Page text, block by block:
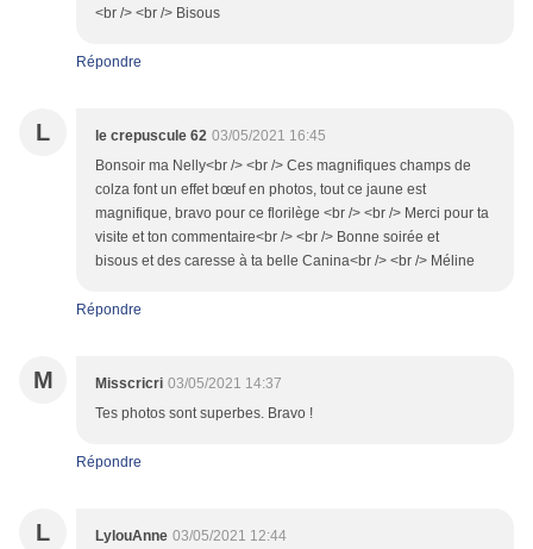
<br /> <br /> Bisous
Répondre
L le crepuscule 62 03/05/2021 16:45
Bonsoir ma Nelly<br /> <br /> Ces magnifiques champs de
colza font un effet bœuf en photos, tout ce jaune est
magnifique, bravo pour ce florilège <br /> <br /> Merci pour ta
visite et ton commentaire<br /> <br /> Bonne soirée et
bisous et des caresse à ta belle Canina<br /> <br /> Méline
Répondre
M Misscricri 03/05/2021 14:37
Tes photos sont superbes. Bravo !
Répondre
L LylouAnne 03/05/2021 12:44